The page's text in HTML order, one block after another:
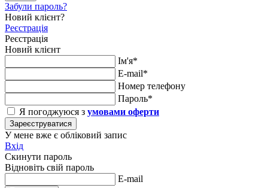
Забули пароль?
Новий клієнт?
Реєстрація
Реєстрація
Новий клієнт
Ім'я*
E-mail*
Номер телефону
Пароль*
Я погоджуюся з умовами оферти
Зареєструватися
У мене вже є обліковий запис
Вхід
Скинути пароль
Відновіть свій пароль
E-mail